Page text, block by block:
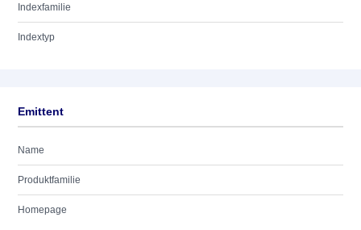
Indexfamilie
Indextyp
Emittent
Name
Produktfamilie
Homepage